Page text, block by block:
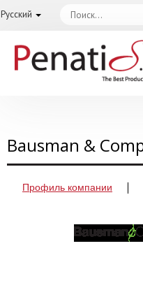
Русский
Bausman &
Профиль компании